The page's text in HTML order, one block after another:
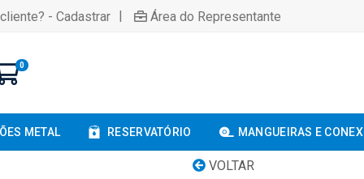
- Cadastrar | Área do Representante
0
METAL RESERVATÓRIO MANGUEIRAS E
VOLTAR